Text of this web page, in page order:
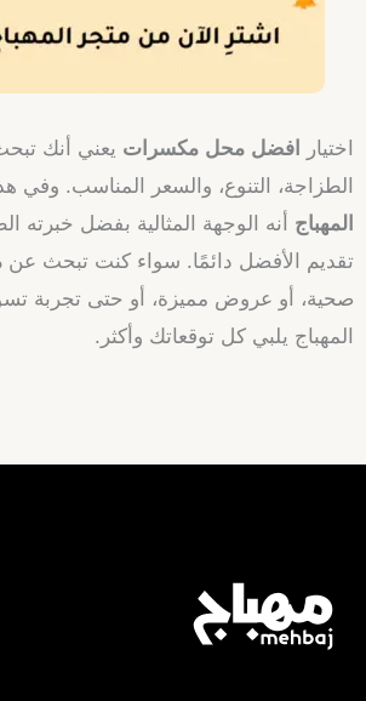
اختيار افضل محل مكسرات يعني أنك
الطزاجة، التنوع، والسعر المناسب. وفي
المهباج أنه الوجهة المثالية بفضل خبرته
تقديم الأفضل دائمًا. سواء كنت تبحث عن
صحية، أو عروض مميزة، أو حتى تجربة
المهباج يلبي كل توقعاتك وأكثر.